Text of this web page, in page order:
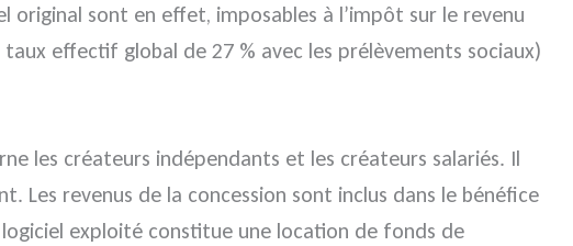
original sont en effet, imposables à l’impôt sur le revenu
effectif global de 27 % avec les prélèvements sociaux)
les créateurs indépendants et les créateurs salariés. Il
Les revenus de la concession sont inclus dans le bénéfice
exploité constitue une location de fonds de